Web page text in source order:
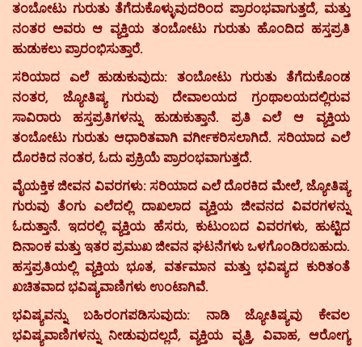
ತಂಬೋಟು ಗುರುತು ತೆಗೆದುಕೊಳ್ಳುವುದರಿಂದ ಪ್ರಾರಂಭವಾಗುತ್ತದೆ, ಮತ್ತು
ನಂತರ ಅವರು ಆ ವ್ಯಕ್ತಿಯ ತಂಬೋಟು ಗುರುತು ಹೊಂದಿದ ಹಸ್ತಪ್ರತಿ
ಹುಡುಕಲು ಪ್ರಾರಂಭಿಸುತ್ತಾರೆ.
ಸರಿಯಾದ ಎಲೆ ಹುಡುಕುವುದು: ತಂಬೋಟು ಗುರುತು ತೆಗೆದುಕೊಂಡ
ನಂತರ, ಜ್ಯೋತಿಷ್ಯ ಗುರುವು ದೇವಾಲಯದ ಗ್ರಂಥಾಲಯದಲ್ಲಿರುವ
ಸಾವಿರಾರು ಹಸ್ತಪ್ರತಿಗಳನ್ನು ಹುಡುಕುತ್ತಾನೆ. ಪ್ರತಿ ಎಲೆ ಆ ವ್ಯಕ್ತಿಯ
ತಂಬೋಟು ಗುರುತು ಆಧಾರಿತವಾಗಿ ವರ್ಗೀಕರಿಸಲಾಗಿದೆ. ಸರಿಯಾದ ಎಲೆ
ದೊರಕಿದ ನಂತರ, ಓದು ಪ್ರಕ್ರಿಯೆ ಪ್ರಾರಂಭವಾಗುತ್ತದೆ.
ವೈಯಕ್ತಿಕ ಜೀವನ ವಿವರಗಳು:ಸರಿಯಾದ ಎಲೆ ದೊರಕಿದ ಮೇಲೆ, ಜ್ಯೋತಿಷ್ಯ
ಗುರುವು ತೆಂಗು ಎಲೆದಲ್ಲಿ ದಾಖಲಾದ ವ್ಯಕ್ತಿಯ ಜೀವನದ ವಿವರಗಳನ್ನು
ಓದುತ್ತಾನೆ. ಇದರಲ್ಲಿ ವ್ಯಕ್ತಿಯ ಹೆಸರು, ಕುಟುಂಬದ ವಿವರಗಳು, ಹುಟ್ಟಿದ
ದಿನಾಂಕ ಮತ್ತು ಇತರ ಪ್ರಮುಖ ಜೀವನ ಘಟನೆಗಳು ಒಳಗೊಂಡಿರಬಹುದು.
ಹಸ್ತಪ್ರತಿಯಲ್ಲಿ ವ್ಯಕ್ತಿಯ ಭೂತ, ವರ್ತಮಾನ ಮತ್ತು ಭವಿಷ್ಯದ ಕುರಿತಂತೆ
ಖಚಿತವಾದ ಭವಿಷ್ಯವಾಣಿಗಳು ಉಂಟಾಗಿವೆ.
ಭವಿಷ್ಯವನ್ನು ಬಹಿರಂಗಪಡಿಸುವುದು:ನಾಡಿ ಜ್ಯೋತಿಷ್ಯವು ಕೇವಲ
ಭವಿಷ್ಯವಾಣಿಗಳನ್ನು ನೀಡುವುದಲ್ಲದೆ, ವ್ಯಕ್ತಿಯ ವೃತ್ತಿ, ವಿವಾಹ, ಆರೋಗ್ಯ